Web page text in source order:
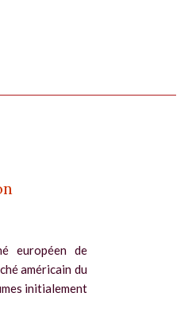
européen de
américain du
initialement